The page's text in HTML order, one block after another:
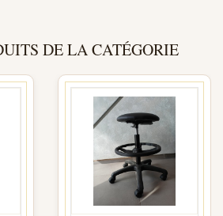
DE LA CATÉGORIE